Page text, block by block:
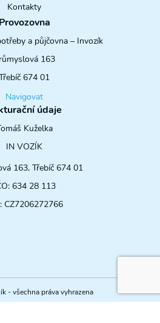
Kontakty
Provozovna
a půjčovna – Invozík
163
674 01
Navigovat
údaje
Kuželka
IN VOZÍK
163, Třebíč 674 01
634 28 113
CZ7206272766
- všechna práva vyhrazena